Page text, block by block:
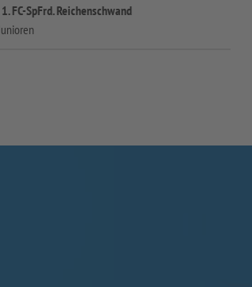
1. FC-SpFrd. Reichenschwand